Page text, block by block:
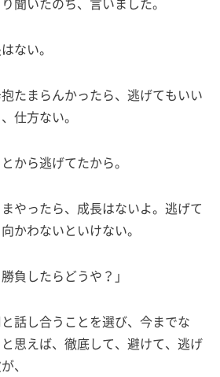
ない。
たまらんかったら、逃げてもいい
仕方ない。
から逃げてたから。
やったら、成長はないよ。逃げて
かわないといけない。
負したらどうや？」
話し合うことを選び、今までな
思えば、徹底して、避けて、逃げ
、